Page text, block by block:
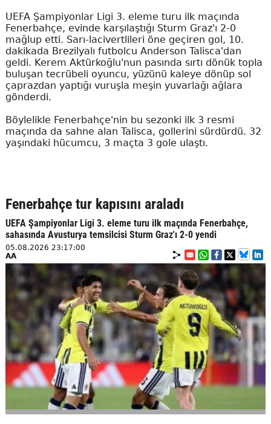
UEFA Şampiyonlar Ligi 3. eleme turu ilk maçında
Fenerbahçe, evinde karşılaştığı Sturm Graz'ı 2-0
mağlup etti. Sarı-lacivertlileri öne geçiren gol, 10.
dakikada Brezilyalı futbolcu Anderson Talisca'dan
geldi. Kerem Aktürkoğlu'nun pasında sırtı dönük topla
buluşan tecrübeli oyuncu, yüzünü kaleye dönüp sol
çaprazdan yaptığı vuruşla meşin yuvarlağı ağlara
gönderdi.
Böylelikle Fenerbahçe'nin bu sezonki ilk 3 resmi
maçında da sahne alan Talisca, gollerini sürdürdü. 32
yaşındaki hücumcu, 3 maçta 3 gole ulaştı.
Fenerbahçe tur kapısını araladı
UEFA Şampiyonlar Ligi 3. eleme turu ilk maçında Fenerbahçe,
sahasında Avusturya temsilcisi Sturm Graz'ı 2-0 yendi
05.08.2026 23:17:00
AA